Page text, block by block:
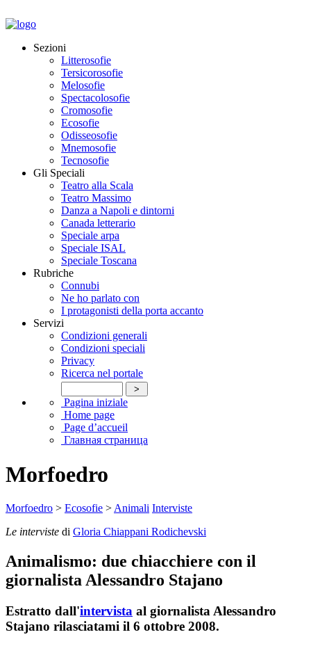
Sezioni
Litterosofie
Tersicorosofie
Melosofie
Spectacolosofie
Cromosofie
Ecosofie
Odisseosofie
Mnemosofie
Tecnosofie
Gli Speciali
Teatro alla Scala
Teatro Massimo
Danza a Napoli e dintorni
Canada letterario
Speciale arpa
Speciale ISAL
Speciale Toscana
Rubriche
Connubi
Ne ho parlato con
I protagonisti della porta accanto
Servizi
Condizioni generali
Condizioni speciali
Privacy
Ricerca nel portale
Pagina iniziale
Home page
Page d’accueil
Главная страница
Morfoedro
Morfoedro > Ecosofie > Animali Interviste
Le interviste di Gloria Chiappani Rodichevski
Animalismo: due chiacchiere con il
giornalista Alessandro Stajano
Estratto dall'intervista al giornalista Alessandro
Stajano rilasciatami il 6 ottobre 2008.